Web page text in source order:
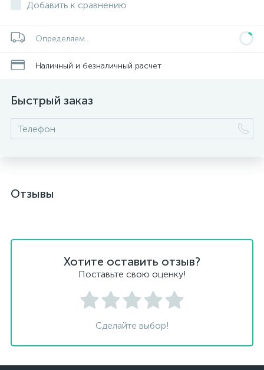
Добавить к сравнению
Определяем...
Наличный и безналичный расчет
Быстрый заказ
Отзывы
Хотите оставить отзыв?
Поставьте свою оценку!
Сделайте выбор!